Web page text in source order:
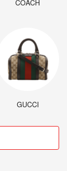
COACH
GUCCI